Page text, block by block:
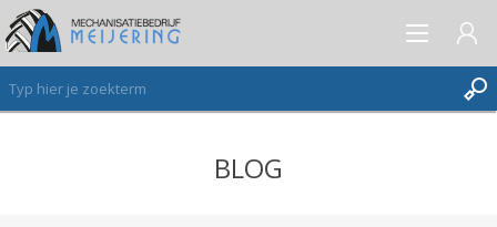
AANMELDEN ALS NIEUWE KLANTBLOG